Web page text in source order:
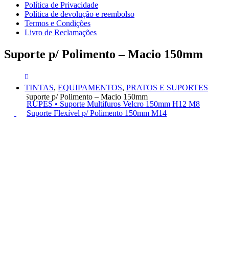
Política de Privacidade
Política de devolução e reembolso
Termos e Condições
Livro de Reclamações
Suporte p/ Polimento – Macio 150mm
TINTAS, EQUIPAMENTOS, PRATOS E SUPORTES
Suporte p/ Polimento – Macio 150mm
RUPES • Suporte Multifuros Velcro 150mm H12 M8
Suporte Flexível p/ Polimento 150mm M14